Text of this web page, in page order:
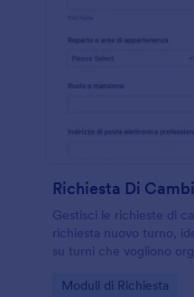
Richiesta Di
Gestisci le richieste di
richiesta nuovo turno,
su turni che vogliono
Go to Category:
Moduli di Richiesta